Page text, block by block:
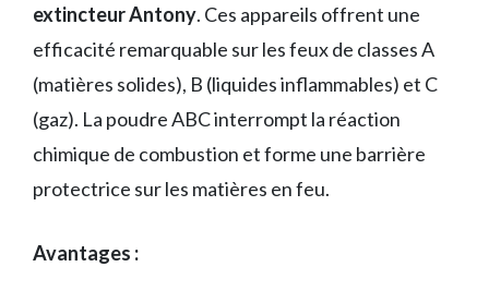
extincteur Antony. Ces appareils offrent une
efficacité remarquable sur les feux de classes A
(matières solides), B (liquides inflammables) et C
(gaz). La poudre ABC interrompt la réaction
chimique de combustion et forme une barrière
protectrice sur les matières en feu.
Avantages :